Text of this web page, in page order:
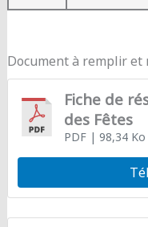
Document à remplir et
Fiche de
des Fêtes
PDF| 98,34 Ko